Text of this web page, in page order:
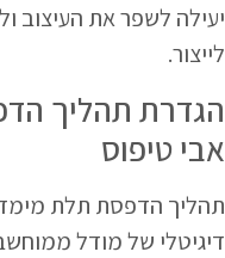
יעילה לשפר את העיצוב
לייצור.
הגדרת תהליך
אבי טיפוס
תהליך הדפסת תלת מימד
דיגיטלי של מודל